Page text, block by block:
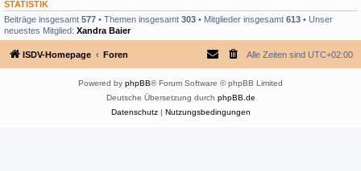
STATISTIK
Beiträge insgesamt 577 • Themen insgesamt 303 • Mitglieder insgesamt 613 • Unser
neuestes Mitglied: Xandra Baier
ISDV-Homepage Foren Alle Zeiten sind UTC+02:00
Powered by phpBB® Forum Software © phpBB Limited
Deutsche Übersetzung durch phpBB.de
Datenschutz| Nutzungsbedingungen